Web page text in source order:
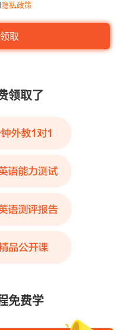
隐私政策
领取了
免费学